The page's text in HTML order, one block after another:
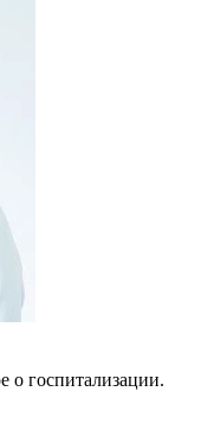
о госпитализации.